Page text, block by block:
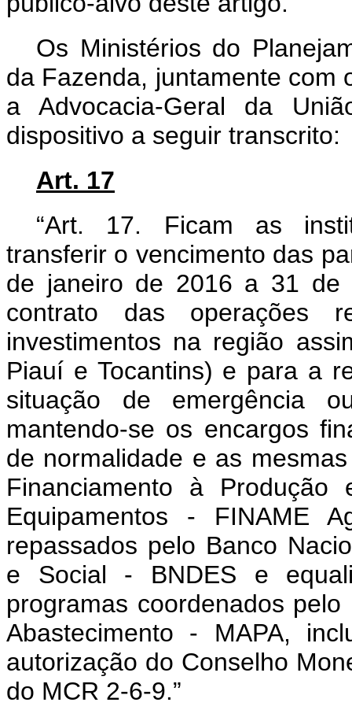
Os Ministérios do
da Fazenda, juntamente com
a Advocacia-Geral da
dispositivo a seguir transcrito:
Art. 17
“Art. 17. Ficam as
transferir o vencimento das
de janeiro de 2016 a 31
contrato das operações
investimentos na região
Piauí e Tocantins) e para a
situação de emergência
mantendo-se os encargos
de normalidade e as
Financiamento à Produção
Equipamentos - FINAME
repassados pelo Banco
e Social - BNDES e
programas coordenados
Abastecimento - MAPA,
autorização do Conselho
do MCR 2-6-9.”